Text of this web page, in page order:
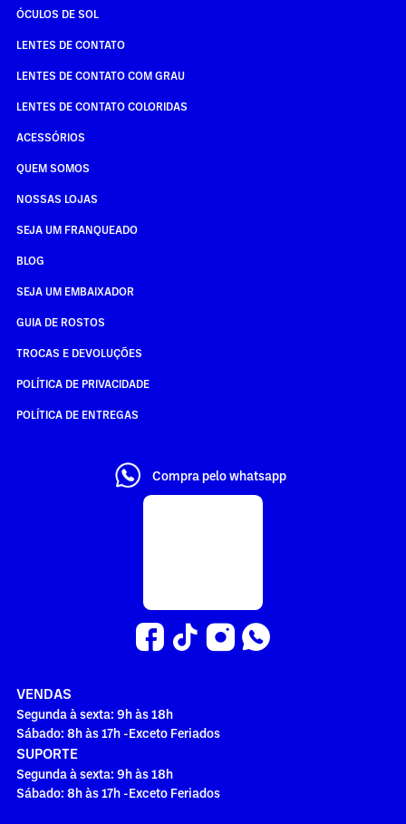
ÓCULOS DE SOL
LENTES DE CONTATO
LENTES DE CONTATO COM GRAU
LENTES DE CONTATO COLORIDAS
ACESSÓRIOS
QUEM SOMOS
NOSSAS LOJAS
SEJA UM FRANQUEADO
BLOG
SEJA UM EMBAIXADOR
GUIA DE ROSTOS
TROCAS E DEVOLUÇÕES
POLÍTICA DE PRIVACIDADE
POLÍTICA DE ENTREGAS
Compra pelo whatsapp
VENDAS
Segunda à sexta: 9h às 18h
Sábado: 8h às 17h -Exceto Feriados
SUPORTE
Segunda à sexta: 9h às 18h
Sábado: 8h às 17h -Exceto Feriados